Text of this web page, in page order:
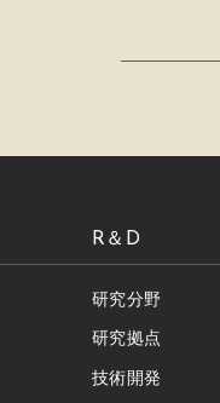
R＆D
研究分野
研究拠点
技術開発